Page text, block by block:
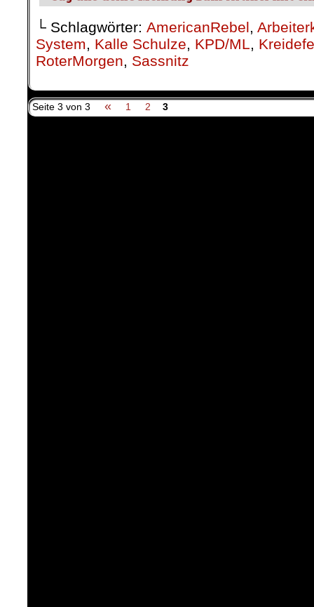
└ Schlagwörter: AmericanRebel,
System, Kalle Schulze, KPD/ML,
RoterMorgen, Sassnitz
Seite 3 von 3 « 1 2 3